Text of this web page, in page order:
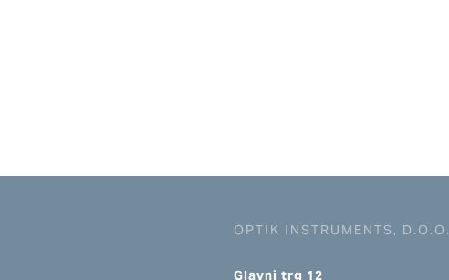
OPTIK INSTRUMENTS, D.O.O.
Glavni trg 12